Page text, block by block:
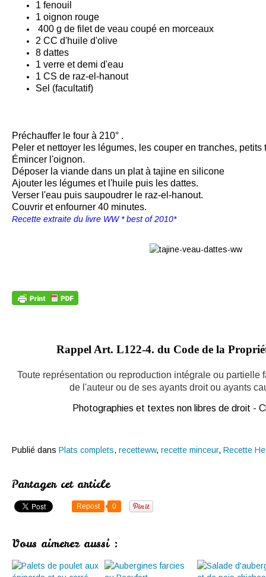
1 fenouil
1 oignon rouge
400 g de filet de veau coupé en morceaux
2 CC d'huile d'olive
8 dattes
1 verre et demi d'eau
1 CS de raz-el-hanout
Sel (facultatif)
Préchauffer le four à 210° .
Peler et nettoyer les légumes, les couper en tranches, petits
Émincer l'oignon.
Déposer la viande dans un plat à tajine en silicone
Ajouter les légumes et l'huile puis les dattes.
Verser l'eau puis saupoudrer le raz-el-hanout.
Couvrir et enfourner 40 minutes.
Recette extraite du livre WW * best of 2010*
Rappel Art. L122-4. du Code de la
Toute représentation ou reproduction intégrale ou partielle
de l'auteur ou de ses ayants droit ou ayants
Photographies et textes non libres de droit -
Publié dans Plats complets, recetteww, recette minceur, Recette
Partager cet article
Repost 0
Vous aimerez aussi :